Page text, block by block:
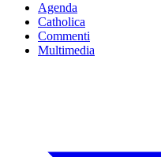
Agenda
Catholica
Commenti
Multimedia